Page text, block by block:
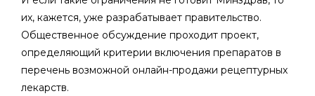
их, кажется, уже разрабатывает правительство.
Общественное обсуждение проходит проект,
определяющий критерии включения препаратов в
перечень возможной онлайн-продажи рецептурных
лекарств.